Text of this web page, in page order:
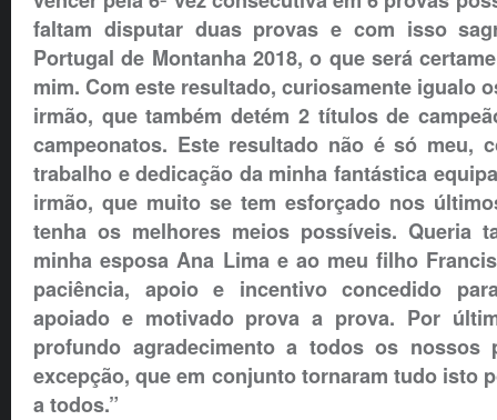
faltam disputar duas provas e com isso
Portugal de Montanha 2018, o que será
mim. Com este resultado, curiosamente igualo
irmão, que também detém 2 títulos de
campeonatos. Este resultado não é só meu,
trabalho e dedicação da minha fantástica
irmão, que muito se tem esforçado nos
tenha os melhores meios possíveis. Queria
minha esposa Ana Lima e ao meu filho
paciência, apoio e incentivo concedido
apoiado e motivado prova a prova. Por
profundo agradecimento a todos os nossos
excepção, que em conjunto tornaram tudo isto
a todos.”